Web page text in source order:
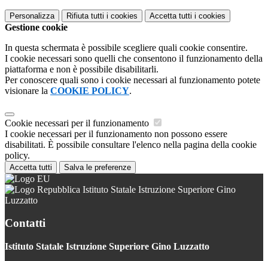
Personalizza Rifiuta tutti i cookies Accetta tutti i cookies
Gestione cookie
In questa schermata è possibile scegliere quali cookie consentire.
I cookie necessari sono quelli che consentono il funzionamento della
piattaforma e non è possibile disabilitarli.
Per conoscere quali sono i cookie necessari al funzionamento potete
visionare la COOKIE POLICY.
Cookie necessari per il funzionamento
I cookie necessari per il funzionamento non possono essere
disabilitati. È possibile consultare l'elenco nella pagina della cookie
policy.
Accetta tutti Salva le preferenze
Istituto Statale Istruzione Superiore Gino
Luzzatto
Contatti
Istituto Statale Istruzione Superiore Gino Luzzatto